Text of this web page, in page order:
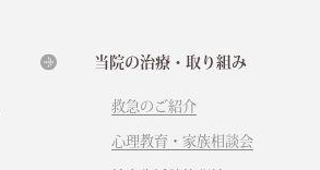
当院の治療・取り組み
救急のご紹介
心理教育・家族相談会